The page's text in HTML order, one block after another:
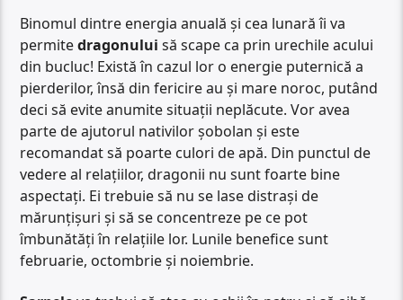
Binomul dintre energia anuală și cea lunară îi va
permitedragonului să scape ca prin urechile acului
din bucluc! Există în cazul lor o energie puternică a
pierderilor, însă din fericire au și mare noroc, putând
deci să evite anumite situații neplăcute. Vor avea
parte de ajutorul nativilor șobolan și este
recomandat să poarte culori de apă. Din punctul de
vedere al relațiilor, dragonii nu sunt foarte bine
aspectați. Ei trebuie să nu se lase distrași de
mărunțișuri și să se concentreze pe ce pot
îmbunătăți în relațiile lor. Lunile benefice sunt
februarie, octombrie și noiembrie.